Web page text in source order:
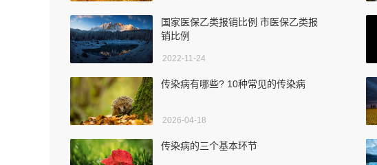
国家医保乙类报销比例 市医保乙类报
销比例
2022-11-24
传染病有哪些? 10种常见的传染病
2026-04-18
传染病的三个基本环节